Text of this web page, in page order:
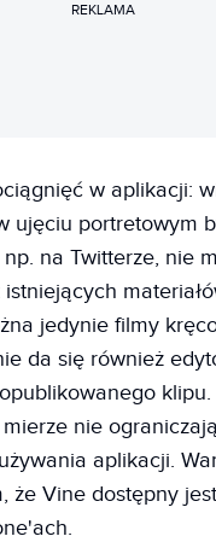
REKLAMA
w aplikacji:
ujęciu portretowym
np. na Twitterze, nie
jedynie filmy
da się również
klipu.
nie
aplikacji.
że Vine dostępny